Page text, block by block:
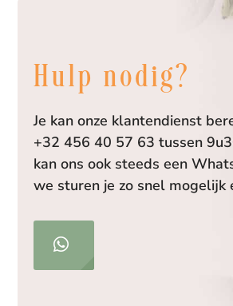
Hulp nodig?
Je kan onze klantendienst
+32 456 40 57 63 tussen
kan ons ook steeds een
we sturen je zo snel mogelijk